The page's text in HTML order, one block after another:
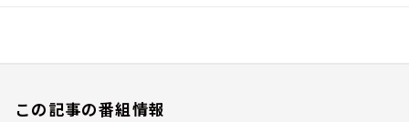
この記事の番組情報